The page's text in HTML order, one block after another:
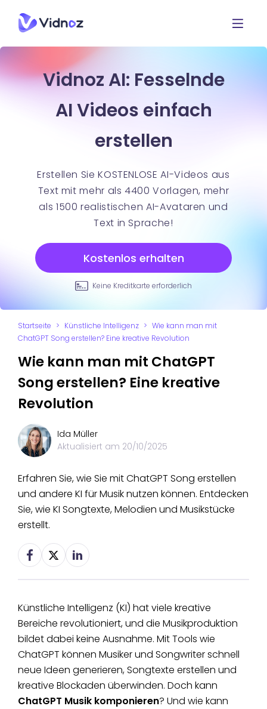
Vidnoz AI: Fesselnde
AI Videos einfach
erstellen
Erstellen Sie KOSTENLOSE AI-Videos aus
Text mit mehr als 4400 Vorlagen, mehr
als 1500 realistischen AI-Avataren und
Text in Sprache!
Kostenlos erhalten
Keine Kreditkarte erforderlich
Startseite > Künstliche Intelligenz > Wie kann man mit
ChatGPT Song erstellen? Eine kreative Revolution
Wie kann man mit ChatGPT
Song erstellen? Eine kreative
Revolution
Ida Müller
Aktualisiert am 20/10/2025
Erfahren Sie, wie Sie mit ChatGPT Song erstellen
und andere KI für Musik nutzen können. Entdecken
Sie, wie KI Songtexte, Melodien und Musikstücke
erstellt.
Künstliche Intelligenz (KI) hat viele kreative
Bereiche revolutioniert, und die Musikproduktion
bildet dabei keine Ausnahme. Mit Tools wie
ChatGPT können Musiker und Songwriter schnell
neue Ideen generieren, Songtexte erstellen und
kreative Blockaden überwinden. Doch kann
ChatGPT Musik komponieren? Und wie kann